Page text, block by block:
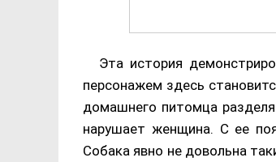
Эта история
персонажем здесь
домашнего питомца
нарушает женщина. С ее
Собака явно не довольна